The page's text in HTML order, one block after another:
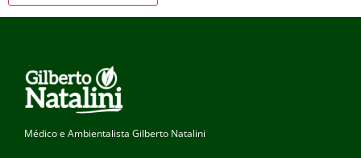
Médico e Ambientalista Gilberto Natalini